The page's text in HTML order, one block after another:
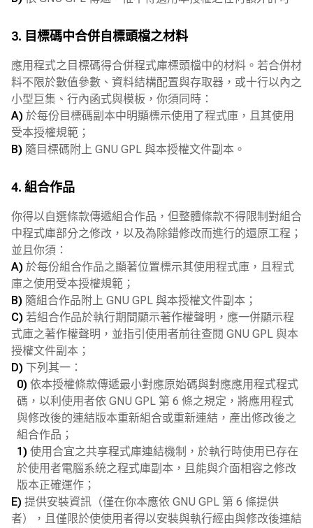
3. 目標碼中合併自標頭檔之材料
應用程式之目標碼得合併程式庫標頭檔中的材料。若合併材
料不限於數值參數、資料結構配置與存取器，或十行以內之
小型巨集、行內函式與模板，你須同時：
A) 於每份目標碼副本中明顯標示使用了程式庫，且其使用
受本授權規範；
B) 隨目標碼附上 GNU GPL 與本授權文件副本。
4. 組合作品
你得以自選條款傳遞組合作品，但整體條款不得限制對組合
中程式庫部分之修改，以及為除錯修改而進行的還原工程；
並且你須：
A) 於每份組合作品之顯著位置標示其使用程式庫，且程式
庫之使用受本授權規範；
B) 隨組合作品附上 GNU GPL 與本授權文件副本；
C) 若組合作品於執行期間顯示著作權聲明，應一併顯示程
式庫之著作權聲明，並指引使用者前往查閱 GNU GPL 與本
授權文件副本；
D) 下列其一：
0) 依本授權條款傳遞最小對應原始碼與對應應用程式程式
碼，以利使用者依 GNU GPL 第 6 條之規定，將應用程式
與修改後的連結版本重新組合或重新連結，產出修改後之
組合作品；
1) 使用合宜之共享程式庫連結機制，於執行時使用已存在
於使用者電腦系統之程式庫副本，且能與介面相容之修改
版本正確運作；
E) 提供安裝資訊（僅在你本應依 GNU GPL 第 6 條提供
者），且僅限於使使用者得以安裝與執行經由與修改後連結